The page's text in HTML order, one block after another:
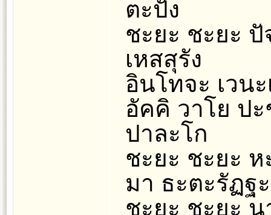
ตะปัง
ชะยะ ชะยะ
เหสสุรัง
อินโทจะ เวน
อัคคิ วาโย ป
ปาละโก
ชะยะ ชะยะ
มา ธะตะรัฏฐ
ชะยะ ชะยะ